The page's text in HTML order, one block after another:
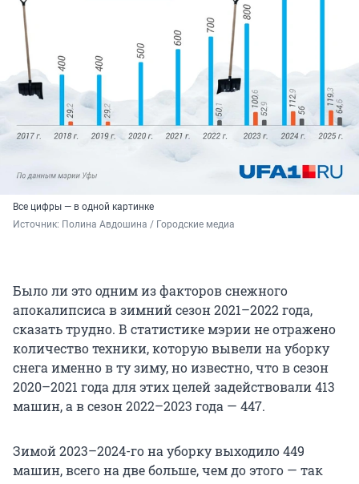
Все цифры — в одной картинке
Источник: Полина Авдошина / Городские медиа
Было ли это одним из факторов снежного
апокалипсиса в зимний сезон 2021–2022 года,
сказать трудно. В статистике мэрии не отражено
количество техники, которую вывели на уборку
снега именно в ту зиму, но известно, что в сезон
2020–2021 года для этих целей задействовали 413
машин, а в сезон 2022–2023 года — 447.
Зимой 2023–2024-го на уборку выходило 449
машин, всего на две больше, чем до этого — так